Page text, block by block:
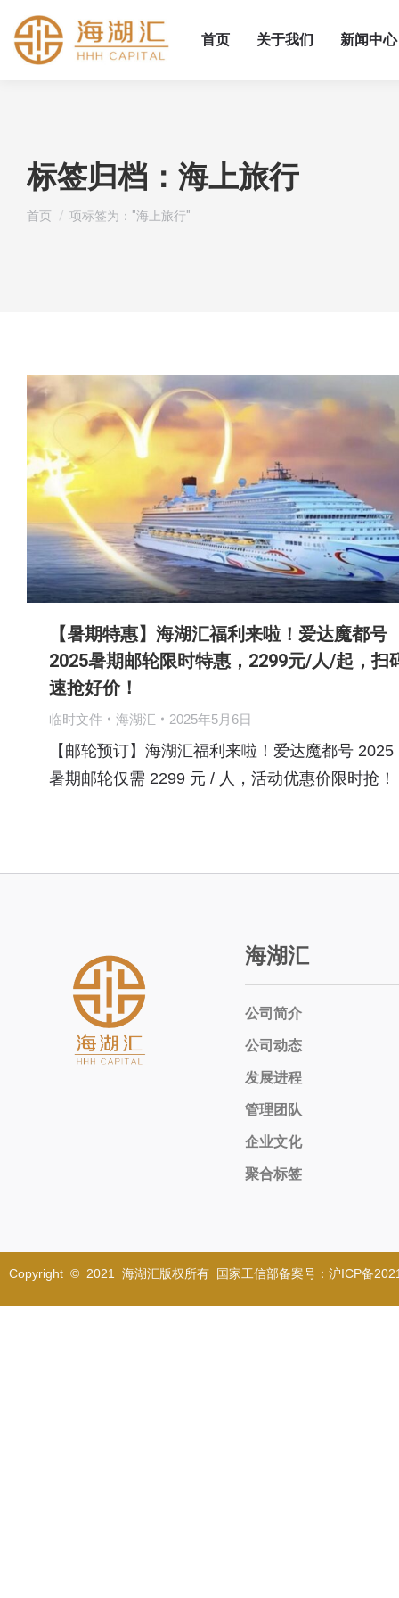
首页 关于我们 新闻中心
标签归档： 海上旅行
您在这里：
首页 项标签为："海上旅行"
【暑期特惠】海湖汇福利来啦！爱达魔都号
2025暑期邮轮限时特惠，2299元/人/起，扫
速抢好价！
临时文件 海湖汇 2025年5月6日
【邮轮预订】海湖汇福利来啦！爱达魔都号 2025
暑期邮轮仅需 2299 元 / 人，活动优惠价限时抢！
海湖汇
公司简介
公司动态
发展进程
管理团队
企业文化
聚合标签
Copyright © 2021 海湖汇版权所有 国家工信部备案号：沪ICP备